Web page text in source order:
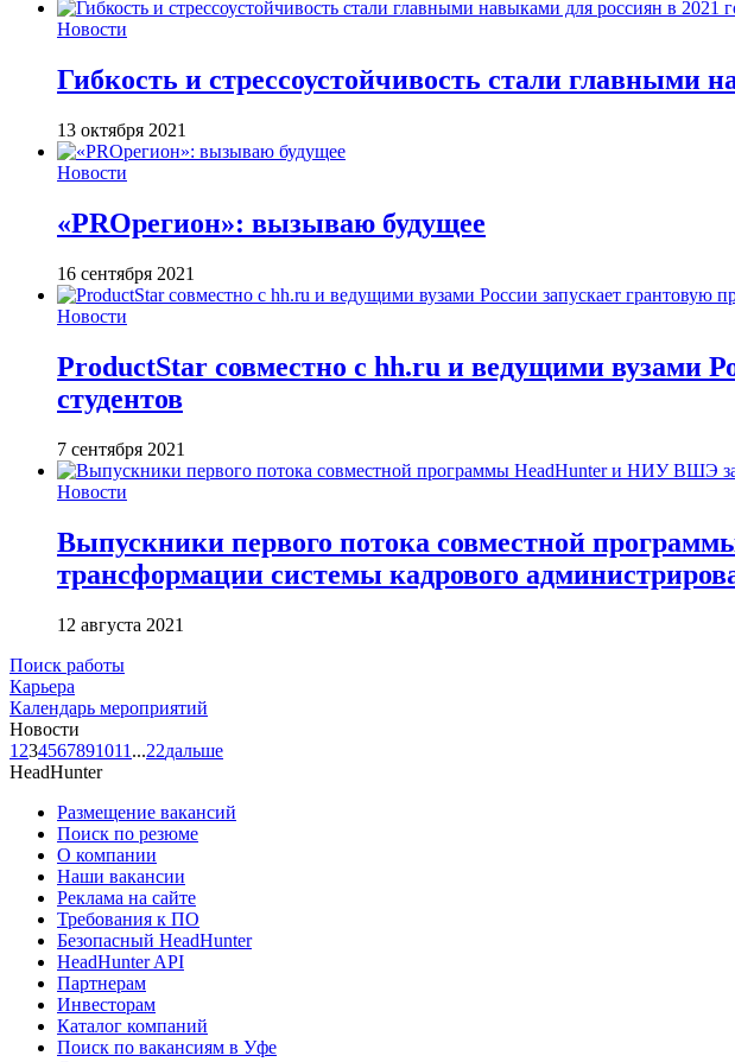
Новости
Гибкость и стрессоустойчивость стали главными
13 октября 2021
Новости
«PROрегион»: вызываю будущее
16 сентября 2021
Новости
ProductStar совместно с hh.ru и ведущими вузами
студентов
7 сентября 2021
Новости
Выпускники первого потока совместной
трансформации системы кадрового
12 августа 2021
Поиск работы
Карьера
Календарь мероприятий
Новости
1 234567891011 ...22дальше
HeadHunter
Размещение вакансий
Поиск по резюме
О компании
Наши вакансии
Реклама на сайте
Требования к ПО
Безопасный HeadHunter
HeadHunter API
Партнерам
Инвесторам
Каталог компаний
Поиск по вакансиям в Уфе